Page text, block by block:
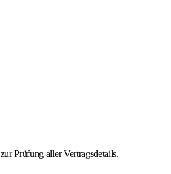
Prüfung aller Vertragsdetails.